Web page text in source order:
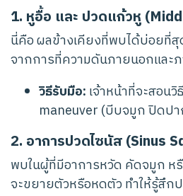
1. หูอื้อ และ ปวดแก้วหู
นี่คือ ผลข้างเคียงที่พบได้บ่อยที่สุ
จากการที่ความดันภายนอกและ
วิธีรับมือ: เจ้าหน้าที่จะสอน
maneuver (บีบจมูก ปิดปา
2. อาการปวดไซนัส (Sinus
พบในผู้ที่มีอาการหวัด คัดจมูก ห
จะขยายตัวหรือหดตัว ทำให้รู้สึ